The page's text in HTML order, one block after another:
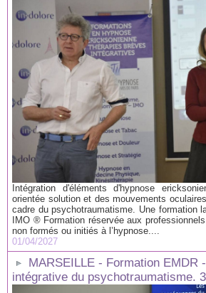
Intégration d'éléments d'hypnose
orientée solution et des mouvements
cadre du psychotraumatisme. Une formation
IMO ® Formation réservée aux
non formés ou initiés à l’hypnose....
01/04/2027
MARSEILLE - Formation EMDR
intégrative du psychotraumatisme.